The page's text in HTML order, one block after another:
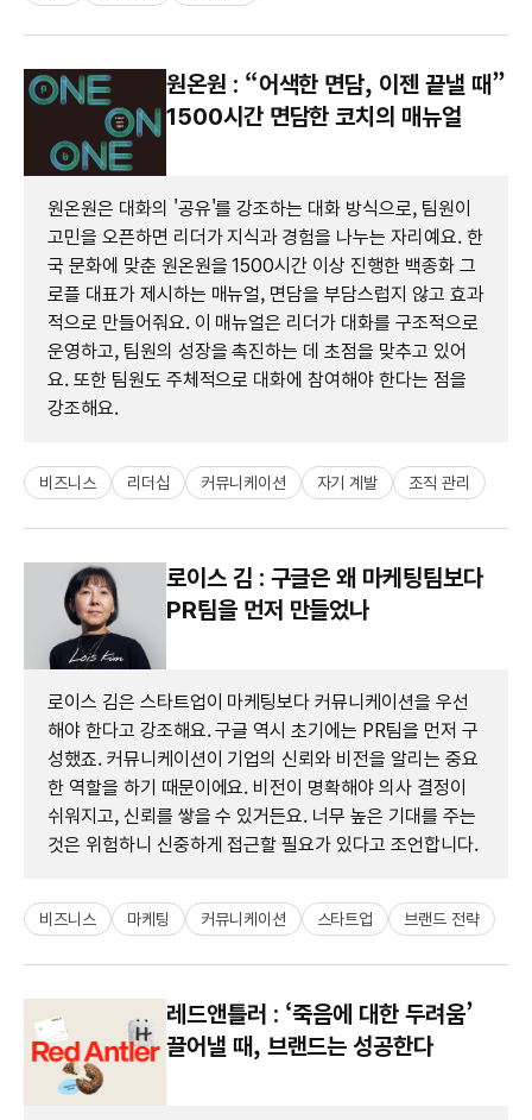
원온원 : “어색한 면담, 이젠 끝낼 때”
1500시간 면담한 코치의 매뉴얼
원온원은 대화의 '공유'를 강조하는 대화 방식으로, 팀원이
고민을 오픈하면 리더가 지식과 경험을 나누는 자리예요. 한
국 문화에 맞춘 원온원을 1500시간 이상 진행한 백종화 그
로플 대표가 제시하는 매뉴얼, 면담을 부담스럽지 않고 효과
적으로 만들어줘요. 이 매뉴얼은 리더가 대화를 구조적으로
운영하고, 팀원의 성장을 촉진하는 데 초점을 맞추고 있어
요. 또한 팀원도 주체적으로 대화에 참여해야 한다는 점을
강조해요.
비즈니스 리더십 커뮤니케이션 자기 계발 조직 관리
로이스 김 : 구글은 왜 마케팅팀보다
PR팀을 먼저 만들었나
로이스 김은 스타트업이 마케팅보다 커뮤니케이션을 우선
해야 한다고 강조해요. 구글 역시 초기에는 PR팀을 먼저 구
성했죠. 커뮤니케이션이 기업의 신뢰와 비전을 알리는 중요
한 역할을 하기 때문이에요. 비전이 명확해야 의사 결정이
쉬워지고, 신뢰를 쌓을 수 있거든요. 너무 높은 기대를 주는
것은 위험하니 신중하게 접근할 필요가 있다고 조언합니다.
비즈니스 마케팅 커뮤니케이션 스타트업 브랜드 전략
레드앤틀러 : ‘죽음에 대한 두려움’
끌어낼 때, 브랜드는 성공한다